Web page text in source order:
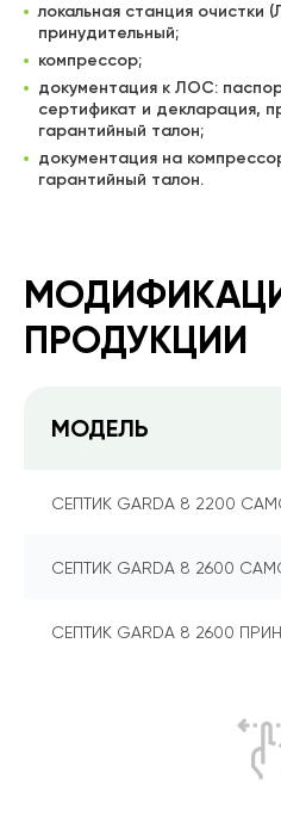
локальная станция
принудительный;
компрессор;
документация к ЛОС:
сертификат и декларация,
гарантийный талон;
документация на
гарантийный талон.
ПРОДУКЦИИ
МОДЕЛЬ
СЕПТИК GARDA 8 2200
СЕПТИК GARDA 8 2600
СЕПТИК GARDA 8 2600